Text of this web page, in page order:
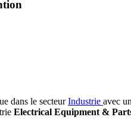
dans le secteurIndustrie avec
Electrical Equipment &